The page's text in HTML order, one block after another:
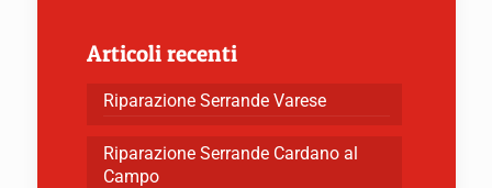
Articoli recenti
Riparazione Serrande Varese
Riparazione Serrande Cardano al
Campo